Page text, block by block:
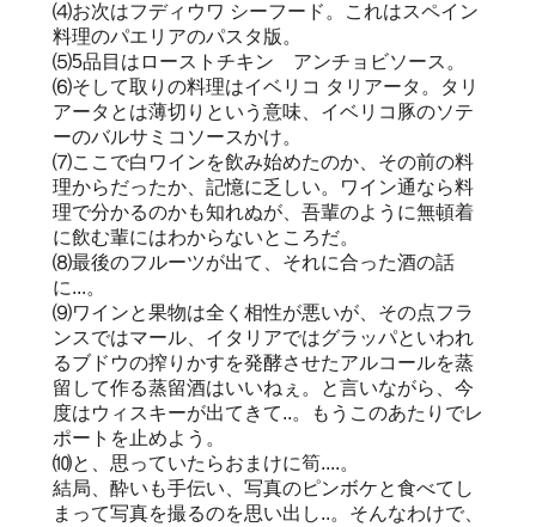
⑷お次はフディウワ シーフード。これはスペイン
料理のパエリアのパスタ版。
⑸5品目はローストチキン アンチョビソース。
⑹そして取りの料理はイベリコ タリアータ。タリ
アータとは薄切りという意味、イベリコ豚のソテ
ーのバルサミコソースかけ。
⑺ここで白ワインを飲み始めたのか、その前の料
理からだったか、記憶に乏しい。ワイン通なら料
理で分かるのかも知れぬが、吾輩のように無頓着
に飲む輩にはわからないところだ。
⑻最後のフルーツが出て、それに合った酒の話
に...。
⑼ワインと果物は全く相性が悪いが、その点フラ
ンスではマール、イタリアではグラッパといわれ
るブドウの搾りかすを発酵させたアルコールを蒸
留して作る蒸留酒はいいねぇ。と言いながら、今
度はウィスキーが出てきて..。もうこのあたりでレ
ポートを止めよう。
⑽と、思っていたらおまけに筍....。
結局、酔いも手伝い、写真のピンボケと食べてし
まって写真を撮るのを思い出し..。そんなわけで、